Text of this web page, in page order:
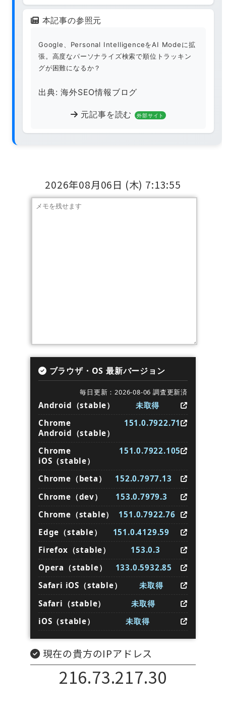
本記事の参照元
Google、Personal IntelligenceをAI Modeに拡
張。高度なパーソナライズ検索で順位トラッキン
グが困難になるか？
出典: 海外SEO情報ブログ
元記事を読む 外部サイト
2026年08月06日 (木) 7:13:56
ブラウザ・OS 最新バージョン
毎日更新：2026-08-06 調査更新済
Android（stable）
未取得
Chrome
Android（stable）
151.0.7922.71
Chrome
iOS（stable）
151.0.7922.105
Chrome（beta）
152.0.7977.13
Chrome（dev）
153.0.7979.3
Chrome（stable）
151.0.7922.76
Edge（stable）
151.0.4129.59
Firefox（stable）
153.0.3
Opera（stable）
133.0.5932.85
Safari iOS（stable）
未取得
Safari（stable）
未取得
iOS（stable）
未取得
現在の貴方のIPアドレス
216.73.217.30